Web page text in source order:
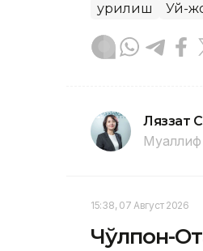
Қурилиш Уй-
Ляззат
Муаллиф
15:38, 07 Август 2026
Чўлпон-